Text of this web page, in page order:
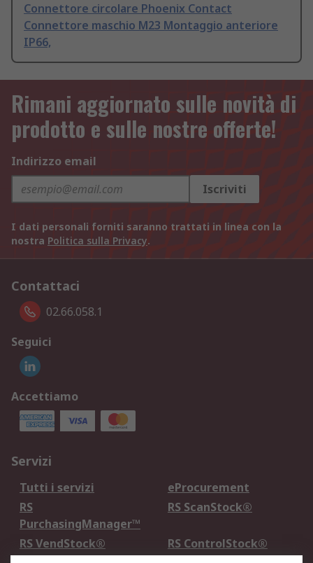
Connettore circolare Phoenix Contact
Connettore maschio M23 Montaggio anteriore
IP66,
Rimani aggiornato sulle novità di
prodotto e sulle nostre offerte!
Indirizzo email
Iscriviti
I dati personali forniti saranno trattati in linea con la
nostra Politica sulla Privacy.
Contattaci
02.66.058.1
Seguici
Accettiamo
Servizi
Tutti i servizi
eProcurement
RS
PurchasingManager™
RS ScanStock®
RS VendStock®
RS ControlStock®